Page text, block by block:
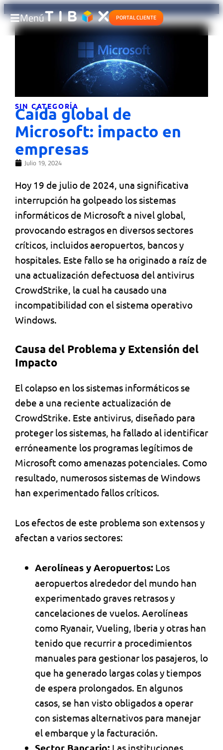
Menú PORTAL CLIENTE
SIN CATEGORÍA
Caída global de
Microsoft: impacto en
empresas
Julio 19, 2024
Hoy 19 de julio de 2024, una significativa
interrupción ha golpeado los sistemas
informáticos de Microsoft a nivel global,
provocando estragos en diversos sectores
críticos, incluidos aeropuertos, bancos y
hospitales. Este fallo se ha originado a raíz de
una actualización defectuosa del antivirus
CrowdStrike, la cual ha causado una
incompatibilidad con el sistema operativo
Windows.
Causa del Problema y Extensión del
Impacto
El colapso en los sistemas informáticos se
debe a una reciente actualización de
CrowdStrike. Este antivirus, diseñado para
proteger los sistemas, ha fallado al identificar
erróneamente los programas legítimos de
Microsoft como amenazas potenciales. Como
resultado, numerosos sistemas de Windows
han experimentado fallos críticos.
Los efectos de este problema son extensos y
afectan a varios sectores:
Aerolíneas y Aeropuertos: Los
aeropuertos alrededor del mundo han
experimentado graves retrasos y
cancelaciones de vuelos. Aerolíneas
como Ryanair, Vueling, Iberia y otras han
tenido que recurrir a procedimientos
manuales para gestionar los pasajeros, lo
que ha generado largas colas y tiempos
de espera prolongados. En algunos
casos, se han visto obligados a operar
con sistemas alternativos para manejar
el embarque y la facturación.
Las instituciones